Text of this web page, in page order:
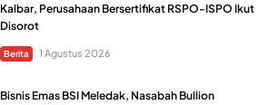
Kalbar, Perusahaan Bersertifikat RSPO-ISPO Ikut
Disorot
Berita 1 Agustus 2026
Bisnis Emas BSI Meledak, Nasabah Bullion